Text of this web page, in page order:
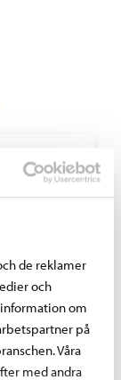
de reklamer
och
om
på
Våra
med andra